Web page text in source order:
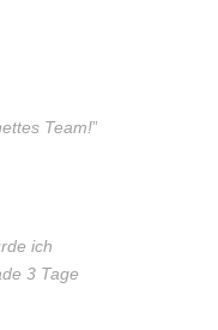
Team!”
ich
3 Tage